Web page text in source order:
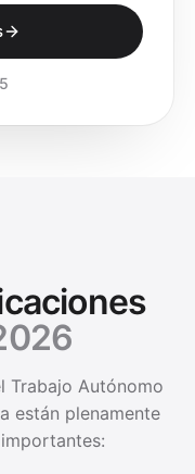
Trabajo Autónomo
están plenamente